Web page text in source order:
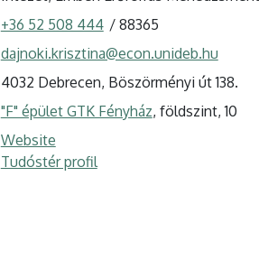
+36 52 508 444 / 88365
dajnoki.krisztina@econ.unideb.hu
4032 Debrecen, Böszörményi út 138.
"F" épület GTK Fényház, földszint, 10
Website
Tudóstér profil